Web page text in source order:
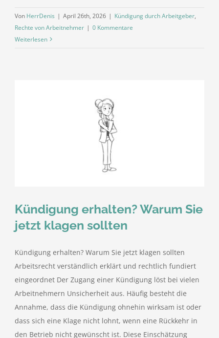
Von HerrDenis | April 26th, 2026 | Kündigung durch Arbeitgeber,
Rechte von Arbeitnehmer | 0 Kommentare
Weiterlesen
Kündigung erhalten? Warum Sie
jetzt klagen sollten
Kündigung erhalten? Warum Sie jetzt klagen sollten
Arbeitsrecht verständlich erklärt und rechtlich fundiert
eingeordnet Der Zugang einer Kündigung löst bei vielen
Arbeitnehmern Unsicherheit aus. Häufig besteht die
Annahme, dass die Kündigung ohnehin wirksam ist oder
dass sich eine Klage nicht lohnt, wenn eine Rückkehr in
den Betrieb nicht gewünscht ist. Diese Einschätzung